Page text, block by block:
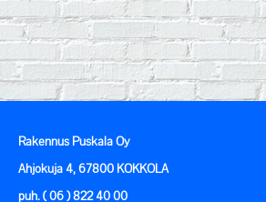
Rakennus Puskala Oy
Ahjokuja 4, 67800 KOKKOLA
puh. ( 06 ) 822 40 00